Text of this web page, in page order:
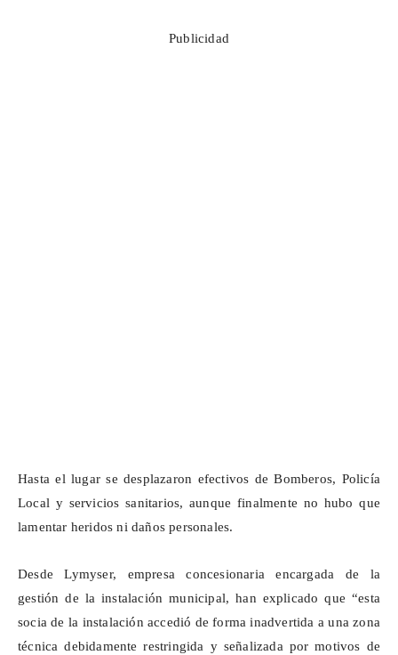
Publicidad
Hasta el lugar se desplazaron efectivos de Bomberos, Policía
Local y servicios sanitarios, aunque finalmente no hubo que
lamentar heridos ni daños personales.
DesdeLymyser, empresa concesionaria encargada de la
gestión de la instalación municipal, han explicado que “esta
socia de la instalación accedió de forma inadvertida a una zona
técnica debidamente restringida y señalizada por motivos de